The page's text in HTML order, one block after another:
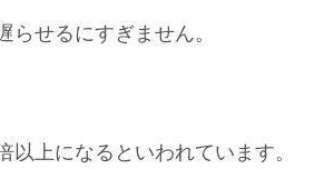
せるにすぎません。
上になるといわれています。